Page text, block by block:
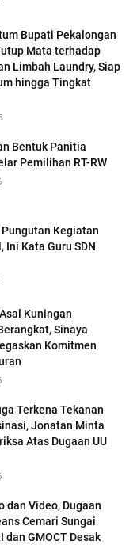
Bupati Pekalongan
Mata terhadap
Limbah Laundry, Siap
hingga Tingkat
Bentuk Panitia
Pemilihan RT-RW
Kegiatan
Ini Kata Guru SDN
Kuningan
Sinaya
Komitmen
Terkena Tekanan
Jonatan Minta
Atas Dugaan UU
dan Video, Dugaan
Cemari Sungai
dan GMOCT Desak